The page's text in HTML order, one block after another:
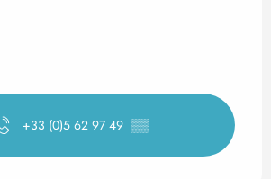
+33 (0)5 62 97 49 ▒▒